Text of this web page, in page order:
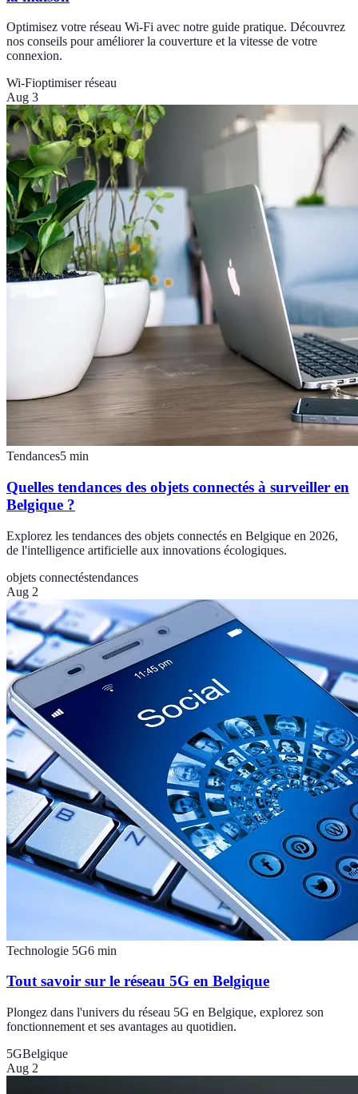
Optimisez votre réseau Wi-Fi avec notre guide pratique. Découvrez
nos conseils pour améliorer la couverture et la vitesse de votre
connexion.
Wi-Fioptimiser réseau
Aug 3
Tendances5 min
Quelles tendances des objets connectés à surveiller en
Belgique ?
Explorez les tendances des objets connectés en Belgique en 2026,
de l'intelligence artificielle aux innovations écologiques.
objets connectéstendances
Aug 2
Technologie 5G6 min
Tout savoir sur le réseau 5G en Belgique
Plongez dans l'univers du réseau 5G en Belgique, explorez son
fonctionnement et ses avantages au quotidien.
5GBelgique
Aug 2